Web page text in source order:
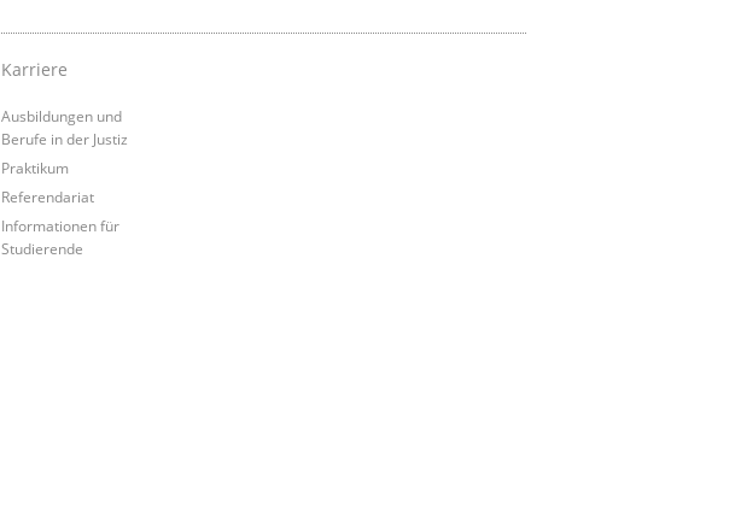
Karriere
Ausbildungen und
Berufe in der Justiz
Praktikum
Referendariat
Informationen für
Studierende